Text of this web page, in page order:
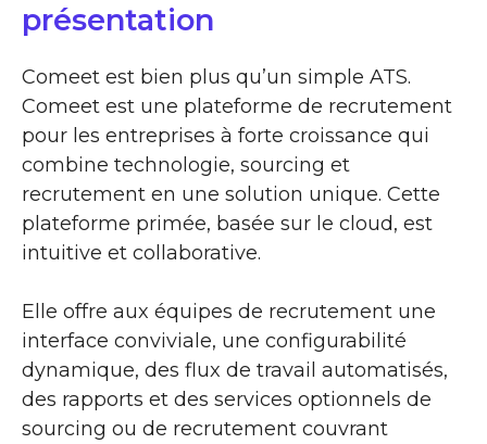
présentation
Comeet est bien plus qu’un simple ATS.
Comeet est une plateforme de recrutement
pour les entreprises à forte croissance qui
combine technologie, sourcing et
recrutement en une solution unique. Cette
plateforme primée, basée sur le cloud, est
intuitive et collaborative.
Elle offre aux équipes de recrutement une
interface conviviale, une configurabilité
dynamique, des flux de travail automatisés,
des rapports et des services optionnels de
sourcing ou de recrutement couvrant